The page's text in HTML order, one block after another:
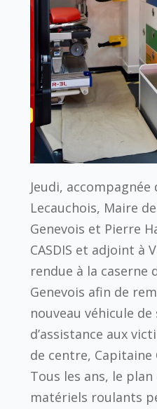
Jeudi, accompagnée
Lecauchois, Maire
Genevois et Pierre
CASDIS et adjoint à
rendue à la caserne
Genevois afin de
nouveau véhicule
d’assistance aux
de centre, Capitaine
Tous les ans, le
matériels roulants